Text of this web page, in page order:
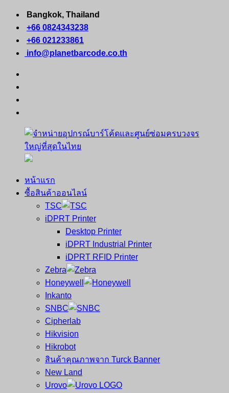
Skip
content
Bangkok, Thailand
+66 0824343238
+66 021233861
info@planetbarcode.co.th
จำหน่าย
คอมพิวเตอร์
หน้าแรก
ซื้อสินค้าออนไลน์
TSC
iDPRT Printer
Desktop Printer
iDPRT Industrial Printer
iDPRT RFID Printer
Zebra
Honeywell
Inkanto
SNBC
Cipherlab
Hikvision
Hikrobot
สินค้าคุณภาพจาก Turck Banner
New Land
Urovo